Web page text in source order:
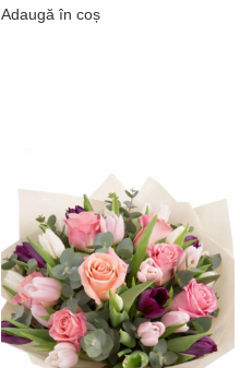
Adaugă în coș